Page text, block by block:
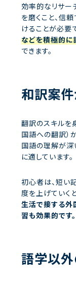
効率的なリサー
を磨くこと、信
けることが必要
などを積極的に
できます。
和訳案
翻訳のスキルを
国語への翻訳）
国語の理解が深
に適しています。
初心者は、短い
度を上げていく
生活で接する外
習も効果的です。
語学以